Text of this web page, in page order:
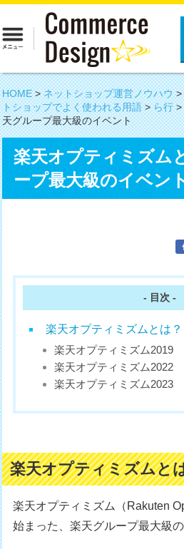
HOME>ネットショップ運営ノウハウ>
トショップでよく使われる用語>ら行
天グループ最大級のイベント
楽天オプティミズム
ープ最大級のイベン
- 目次 -
楽天オプティミズムとは？
楽天オプティミズム2019
楽天オプティミズム2022
楽天オプティミズム2023
楽天オプティミズムと
楽天オプティミズム（Rakuten
始まった、楽天グループ最大級の